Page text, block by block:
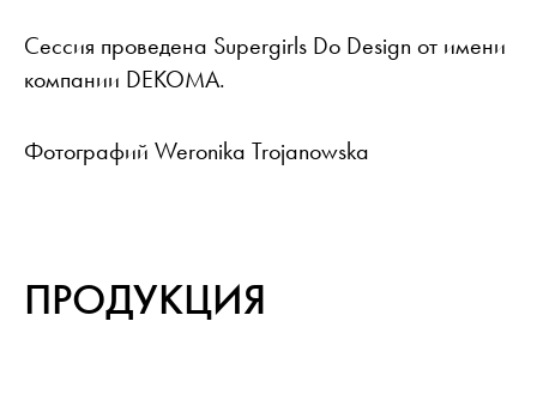
Сессия проведена Supergirls Do Design от имени
компании DEKOMA.
Фотографий Weronika Trojanowska
ПРОДУКЦИЯ